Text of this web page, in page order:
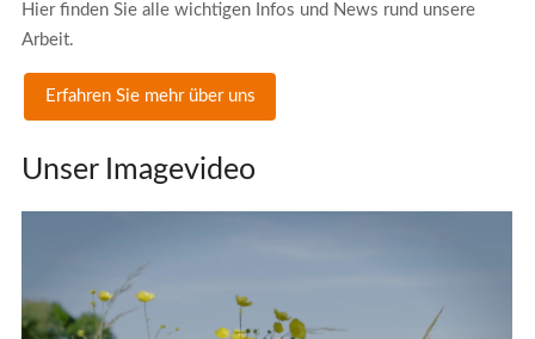
Hier finden Sie alle wichtigen Infos und News rund unsere
Arbeit.
Erfahren Sie mehr über uns
Unser Imagevideo